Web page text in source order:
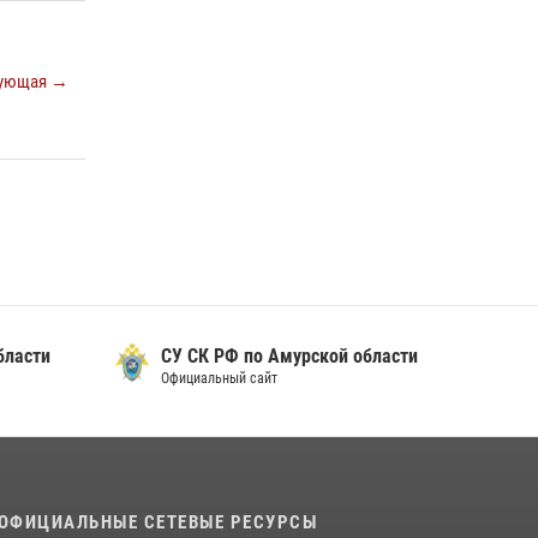
→
СУ СК РФ по Амурской области
Официальный сайт
СЕТЕВЫЕ РЕСУРСЫ